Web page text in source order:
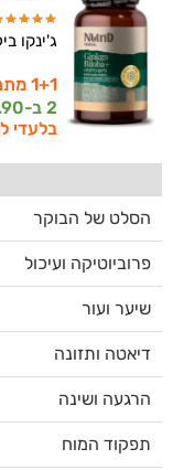
ג'ינקו
1+1 מתנה
2 ב-
בלעדי
הסלט של הבוקר
פרוביוטיקה ועיכול
שיער ועור
דיאטה ותזונה
הרגעה ושינה
תפקוד המוח